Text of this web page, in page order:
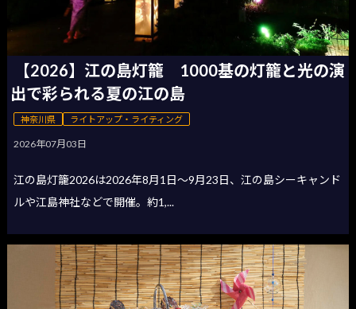
【2026】江の島灯籠 1000基の灯籠と光の演
出で彩られる夏の江の島
神奈川県 ライトアップ・ライティング
2026年07月03日
江の島灯籠2026は2026年8月1日〜9月23日、江の島シーキャンド
ルや江島神社などで開催。約1,...